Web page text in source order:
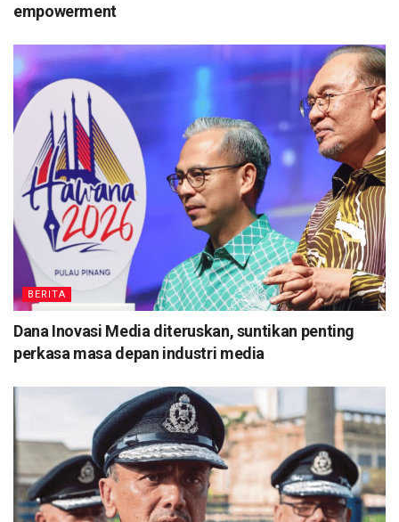
empowerment
BERITA
Dana Inovasi Media diteruskan, suntikan penting
perkasa masa depan industri media